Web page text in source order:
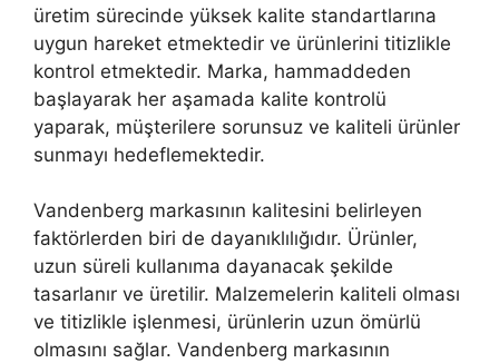
üretim sürecinde yüksek kalite standartlarına
uygun hareket etmektedir ve ürünlerini titizlikle
kontrol etmektedir. Marka, hammaddeden
başlayarak her aşamada kalite kontrolü
yaparak, müşterilere sorunsuz ve kaliteli ürünler
sunmayı hedeflemektedir.
Vandenberg markasının kalitesini belirleyen
faktörlerden biri de dayanıklılığıdır. Ürünler,
uzun süreli kullanıma dayanacak şekilde
tasarlanır ve üretilir. Malzemelerin kaliteli olması
ve titizlikle işlenmesi, ürünlerin uzun ömürlü
olmasını sağlar. Vandenberg markasının